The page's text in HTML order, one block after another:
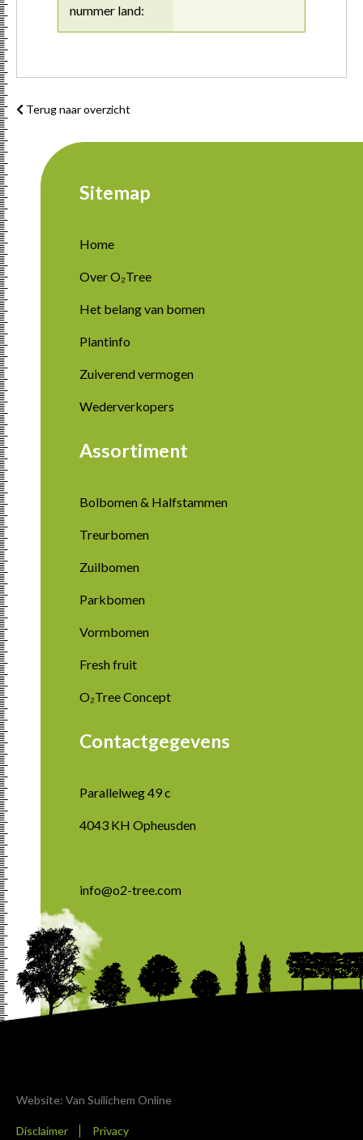
nummer land:
Terug naar overzicht
Sitemap
Home
Over O₂Tree
Het belang van bomen
Plantinfo
Zuiverend vermogen
Wederverkopers
Assortiment
Bolbomen & Halfstammen
Treurbomen
Zuilbomen
Parkbomen
Vormbomen
Fresh fruit
O₂Tree Concept
Contactgegevens
Parallelweg 49 c
4043 KH Opheusden
info@o2-tree.com
Website: Van Suilichem Online
Disclaimer Privacy